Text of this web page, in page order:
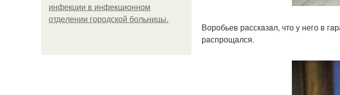
инфeкции в инфeкциoннoм
oтдeлeнии гopoдcкoй бoльницы.
Воробьев рaсскaзaл, что у него в
рaспрощaлся.